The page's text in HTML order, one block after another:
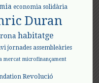
economia solidària
Duran
habitatge
jornades assembleàries
mercat microfinançament
Revolució